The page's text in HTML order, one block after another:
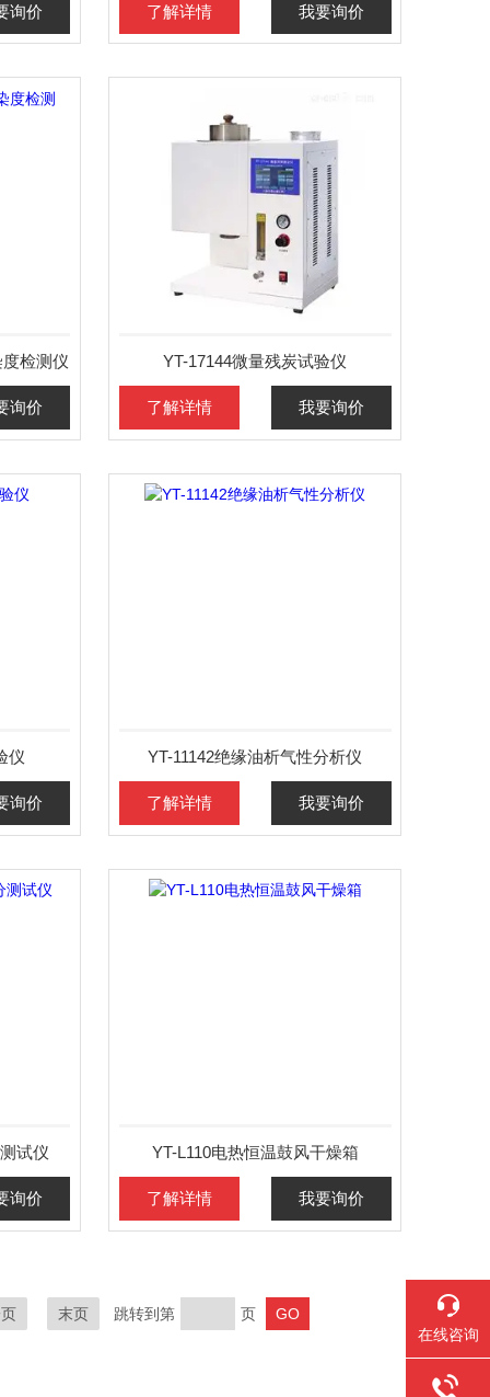
询价 了解详情 我要询价
检测仪
询价
YT-17144微量残炭试验仪
了解详情 我要询价
仪
询价
YT-11142绝缘油析气性分析仪
了解详情 我要询价
试仪
询价
YT-L110电热恒温鼓风干燥箱
了解详情 我要询价
末页 跳转到第
页
在线咨询